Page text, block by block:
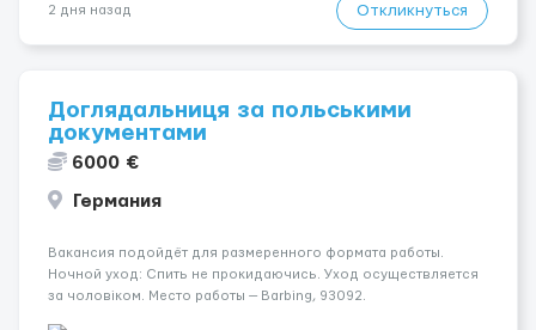
2 дня назад Откликнуться
Доглядальниця за польськими
документами
6000 €
Германия
Вакансия подойдёт для размеренного формата работы.
Ночной уход: Спить не прокидаючись. Уход осуществляется
за чоловіком. Место работы — Barbing, 93092.